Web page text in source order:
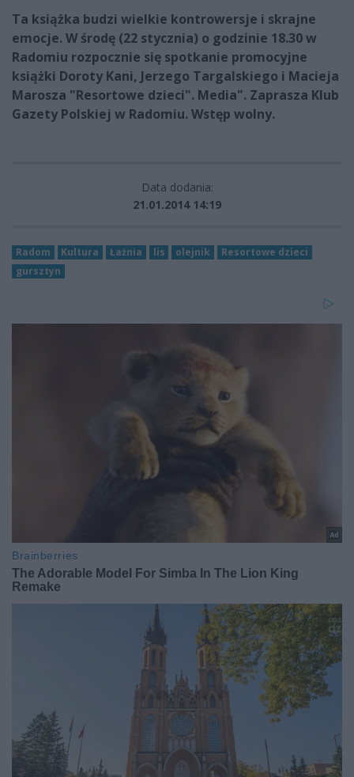
Ta książka budzi wielkie kontrowersje i skrajne
emocje. W środę (22 stycznia) o godzinie 18.30 w
Radomiu rozpocznie się spotkanie promocyjne
książki Doroty Kani, Jerzego Targalskiego i Macieja
Marosza "Resortowe dzieci". Media". Zaprasza Klub
Gazety Polskiej w Radomiu. Wstęp wolny.
Data dodania:
21.01.2014 14:19
Radom Kultura Łaźnia lis olejnik
Resortowe dzieci
gursztyn